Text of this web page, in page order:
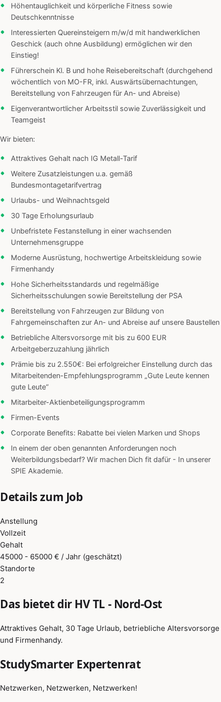
Höhentauglichkeit und körperliche Fitness sowie
Deutschkenntnisse
Interessierten Quereinsteigern m/w/d mit handwerklichen
Geschick (auch ohne Ausbildung) ermöglichen wir den
Einstieg!
Führerschein Kl. B und hohe Reisebereitschaft (durchgehend
wöchentlich von MO-FR, inkl. Auswärtsübernachtungen,
Bereitstellung von Fahrzeugen für An- und Abreise)
Eigenverantwortlicher Arbeitsstil sowie Zuverlässigkeit und
Teamgeist
Wir bieten:
Attraktives Gehalt nach IG Metall-Tarif
Weitere Zusatzleistungen u.a. gemäß
Bundesmontagetarifvertrag
Urlaubs- und Weihnachtsgeld
30 Tage Erholungsurlaub
Unbefristete Festanstellung in einer wachsenden
Unternehmensgruppe
Moderne Ausrüstung, hochwertige Arbeitskleidung sowie
Firmenhandy
Hohe Sicherheitsstandards und regelmäßige
Sicherheitsschulungen sowie Bereitstellung der PSA
Bereitstellung von Fahrzeugen zur Bildung von
Fahrgemeinschaften zur An- und Abreise auf unsere Baustellen
Betriebliche Altersvorsorge mit bis zu 600 EUR
Arbeitgeberzuzahlung jährlich
Prämie bis zu 2.550€: Bei erfolgreicher Einstellung durch das
Mitarbeitenden-Empfehlungsprogramm „Gute Leute kennen
gute Leute“
Mitarbeiter-Aktienbeteiligungsprogramm
Firmen-Events
Corporate Benefits: Rabatte bei vielen Marken und Shops
In einem der oben genannten Anforderungen noch
Weiterbildungsbedarf? Wir machen Dich fit dafür - In unserer
SPIE Akademie.
Details zum Job
Anstellung
Vollzeit
Gehalt
45000 - 65000 € / Jahr (geschätzt)
Standorte
2
Das bietet dir HV TL - Nord-Ost
Attraktives Gehalt, 30 Tage Urlaub, betriebliche Altersvorsorge
und Firmenhandy.
StudySmarter Expertenrat
Netzwerken, Netzwerken, Netzwerken!